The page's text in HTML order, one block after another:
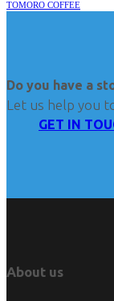
TOMORO COFFEE
Do you have a
Let us help you
GET IN
About us